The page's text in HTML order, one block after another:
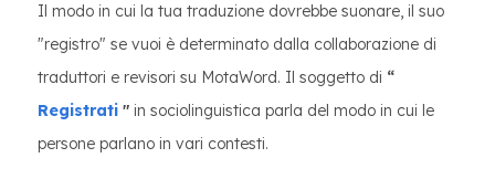
Il modo in cui la tua traduzione dovrebbe suonare, il suo
"registro" se vuoi è determinato dalla collaborazione di
traduttori e revisori su MotaWord. Il soggetto di “
Registrati " in sociolinguistica parla del modo in cui le
persone parlano in vari contesti.